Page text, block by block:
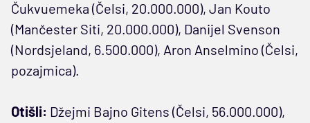
Čukvuemeka (Čelsi, 20.000.000), Jan Kouto
(Mančester Siti, 20.000.000), Danijel Svenson
(Nordsjeland, 6.500.000), Aron Anselmino (Čelsi,
pozajmica).
Otišli: Džejmi Bajno Gitens (Čelsi, 56.000.000),